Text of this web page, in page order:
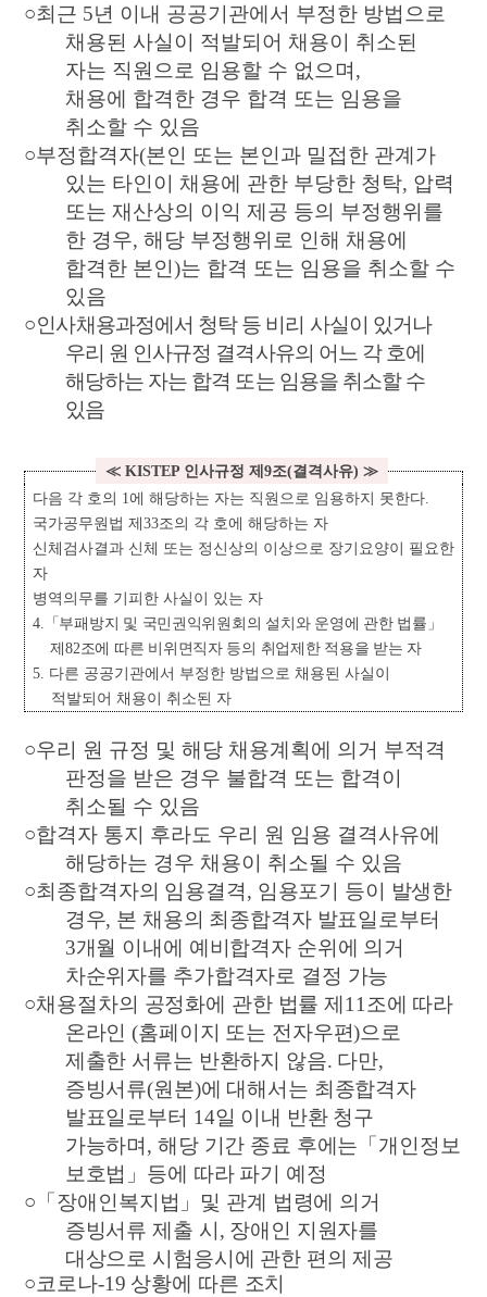
○최근 5년 이내 공공기관에서 부정한 방법으로
채용된 사실이 적발되어 채용이 취소된
자는 직원으로 임용할 수 없으며 ,
채용에 합격한 경우 합격 또는 임용을
취소할 수 있음
○부정합격자(본인 또는 본인과 밀접한 관계가
있는 타인이 채용에 관한 부당한 청탁, 압력
또는 재산상의 이익 제공 등의 부정행위를
한 경우, 해당 부정행위로 인해 채용에
합격한 본인)는 합격 또는 임용을 취소할 수
있음
○인사채용과정에서 청탁 등 비리 사실이 있거나
우리 원 인사규정 결격사유의 어느 각 호에
해당하는 자는 합격 또는 임용을 취소할 수
있음
≪KISTEP 인사규정 제9조(결격사유)≫
다음 각 호의 1에 해당하는 자는 직원으로 임용하지 못한다.
국가공무원법 제33조의 각 호에 해당하는 자
신체검사결과 신체 또는 정신상의 이상으로 장기요양이 필요한
자
병역의무를 기피한 사실이 있는 자
4. 「부패방지 및 국민권익위원회의 설치와 운영에 관한 법률 」
제82조에 따른 비위면직자 등의 취업제한 적용을 받는 자
5. 다른 공공기관에서 부정한 방법으로 채용된 사실이
적발되어 채용이 취소된 자
○우리 원 규정 및 해당 채용계획에 의거 부적격
판정을 받은 경우 불합격 또는 합격이
취소될 수 있음
○합격자 통지 후라도 우리 원 임용 결격사유에
해당하는 경우 채용이 취소될 수 있음
○최종합격자의 임용결격, 임용포기 등이 발생한
경우, 본 채용의 최종합격자 발표일로부터
3개월 이내에 예비합격자 순위에 의거
차순위자를 추가합격자로 결정 가능
○채용절차의 공정화에 관한 법률 제 11조에 따라
온라인(홈페이지 또는 전자우편)으로
제출한 서류는 반환하지 않음. 다만,
증빙서류(원본)에 대해서는 최종합격자
발표일로부터 14일 이내 반환 청구
가능하며 , 해당 기간 종료 후에는 「 개인정보
보호법 」 등에 따라 파기 예정
○ 「 장애인복지법 」 및 관계 법령에 의거
증빙서류 제출 시 , 장애인 지원자를
대상으로 시험응시에 관한 편의 제공
○코로나-19 상황에 따른 조치